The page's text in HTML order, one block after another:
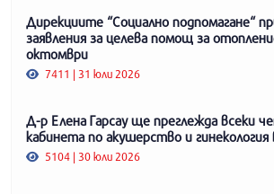
Дирекциите “Социално подпомагане“
заявления за целева помощ за
октомври
7411 | 31 юли 2026
Д-р Елена Гарсау ще преглежда всеки
кабинета по акушерство и
5104 | 30 юли 2026